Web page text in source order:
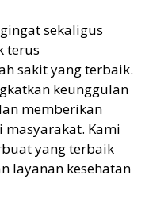
sekaligus
terus
sakit yang terbaik.
keunggulan
memberikan
Kami
yang terbaik
layanan kesehatan